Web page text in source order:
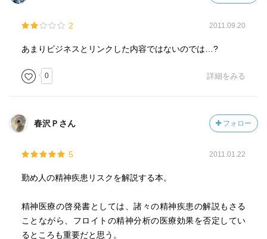
2 2011.09.20
あまりビジネスとリンクした内容ではないのでは…?
0 詳細をみる
春沢Ｐさん フォロー
5 2011.01.22
勤め人の精神疾患リスクを解説する本。
精神医療の啓発書としては、諸々の精神疾患の解説もさる
ことながら、フロイトの精神分析の医療効果を否定してい
るところも重要だと思う。